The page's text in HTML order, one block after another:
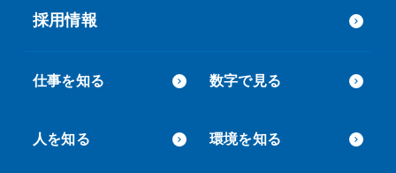
採用情報
仕事を知る 数字で見る
人を知る 環境を知る